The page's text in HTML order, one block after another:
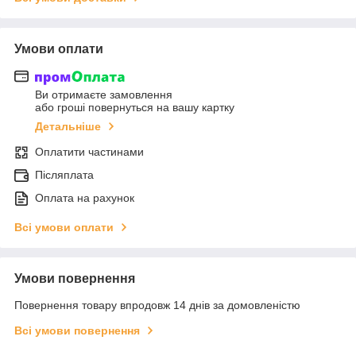
Умови оплати
Ви отримаєте замовлення
або гроші повернуться на вашу картку
Детальніше
Оплатити частинами
Післяплата
Оплата на рахунок
Всі умови оплати
Умови повернення
Повернення товару впродовж 14 днів за домовленістю
Всі умови повернення